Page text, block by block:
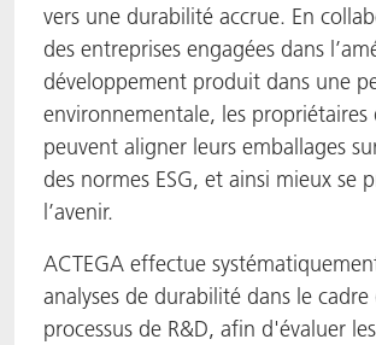
vers une durabilité accrue. En
des entreprises engagées dans
développement produit dans une
environnementale, les propriétaires
peuvent aligner leurs emballages
des normes ESG, et ainsi mieux se
l’avenir.
ACTEGA effectue
analyses de durabilité dans le cadre
processus de R&D, afin d'évaluer